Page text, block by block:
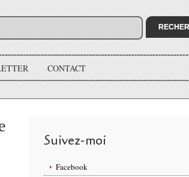
CONTACT
Suivez-moi
Facebook